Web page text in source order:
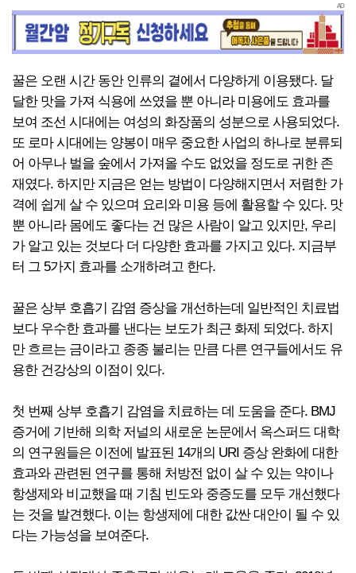
AD
꿀은 오랜 시간 동안 인류의 곁에서 다양하게 이용됐다. 달
달한 맛을 가져 식용에 쓰였을 뿐 아니라 미용에도 효과를
보여 조선 시대에는 여성의 화장품의 성분으로 사용되었다.
또 로마 시대에는 양봉이 매우 중요한 사업의 하나로 분류되
어 아무나 벌을 숲에서 가져올 수도 없었을 정도로 귀한 존
재였다. 하지만 지금은 얻는 방법이 다양해지면서 저렴한 가
격에 쉽게 살 수 있으며 요리와 미용 등에 활용할 수 있다. 맛
뿐 아니라 몸에도 좋다는 건 많은 사람이 알고 있지만, 우리
가 알고 있는 것보다 더 다양한 효과를 가지고 있다. 지금부
터 그 5가지 효과를 소개하려고 한다.
꿀은 상부 호흡기 감염 증상을 개선하는데 일반적인 치료법
보다 우수한 효과를 낸다는 보도가 최근 화제 되었다. 하지
만 흐르는 금이라고 종종 불리는 만큼 다른 연구들에서도 유
용한 건강상의 이점이 있다.
첫 번째 상부 호흡기 감염을 치료하는 데 도움을 준다. BMJ
증거에 기반해 의학 저널의 새로운 논문에서 옥스퍼드 대학
의 연구원들은 이전에 발표된 14개의 URI 증상 완화에 대한
효과와 관련된 연구를 통해 처방전 없이 살 수 있는 약이나
항생제와 비교했을 때 기침 빈도와 중증도를 모두 개선했다
는 것을 발견했다. 이는 항생제에 대한 값싼 대안이 될 수 있
다는 가능성을 보여준다.